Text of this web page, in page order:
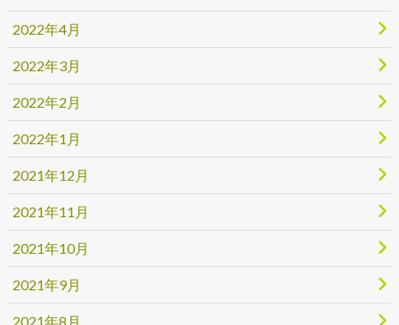
2022年4月
2022年3月
2022年2月
2022年1月
2021年12月
2021年11月
2021年10月
2021年9月
2021年8月